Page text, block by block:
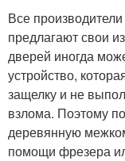
Все
предлагают свои
дверей иногда
устройство,
защелку и не
взлома. Поэтому
деревянную
помощи фрезера